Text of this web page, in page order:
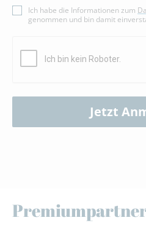
Ich habe die Informationen zum
genommen und bin damit
Jetzt